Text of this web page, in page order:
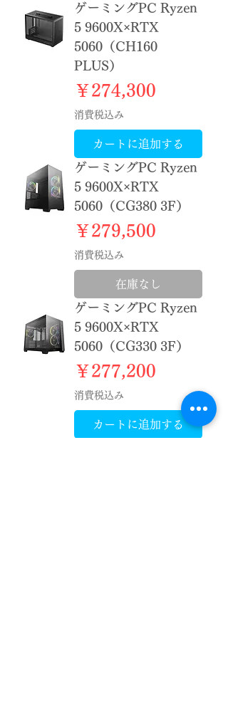
ゲーミングPC Ryzen
5 9600X×RTX
5060（CH160
PLUS）
価格
￥274,300
消費税込み
カートに追加する
ゲーミングPC Ryzen
5 9600X×RTX
5060（CG380 3F）
価格
￥279,500
消費税込み
在庫なし
ゲーミングPC Ryzen
5 9600X×RTX
5060（CG330 3F）
価格
￥277,200
消費税込み
カートに追加する